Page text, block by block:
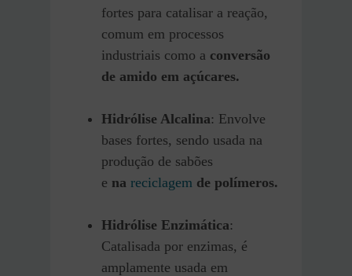
fortes para catalisar a reação,
comum em processos
industriais como a conversão
de amido em açúcares.
Hidrólise Alcalina: Envolve
bases fortes, sendo usada na
produção de sabões
e na reciclagem de polímeros.
Hidrólise Enzimática:
Catalisada por enzimas, é
amplamente usada em